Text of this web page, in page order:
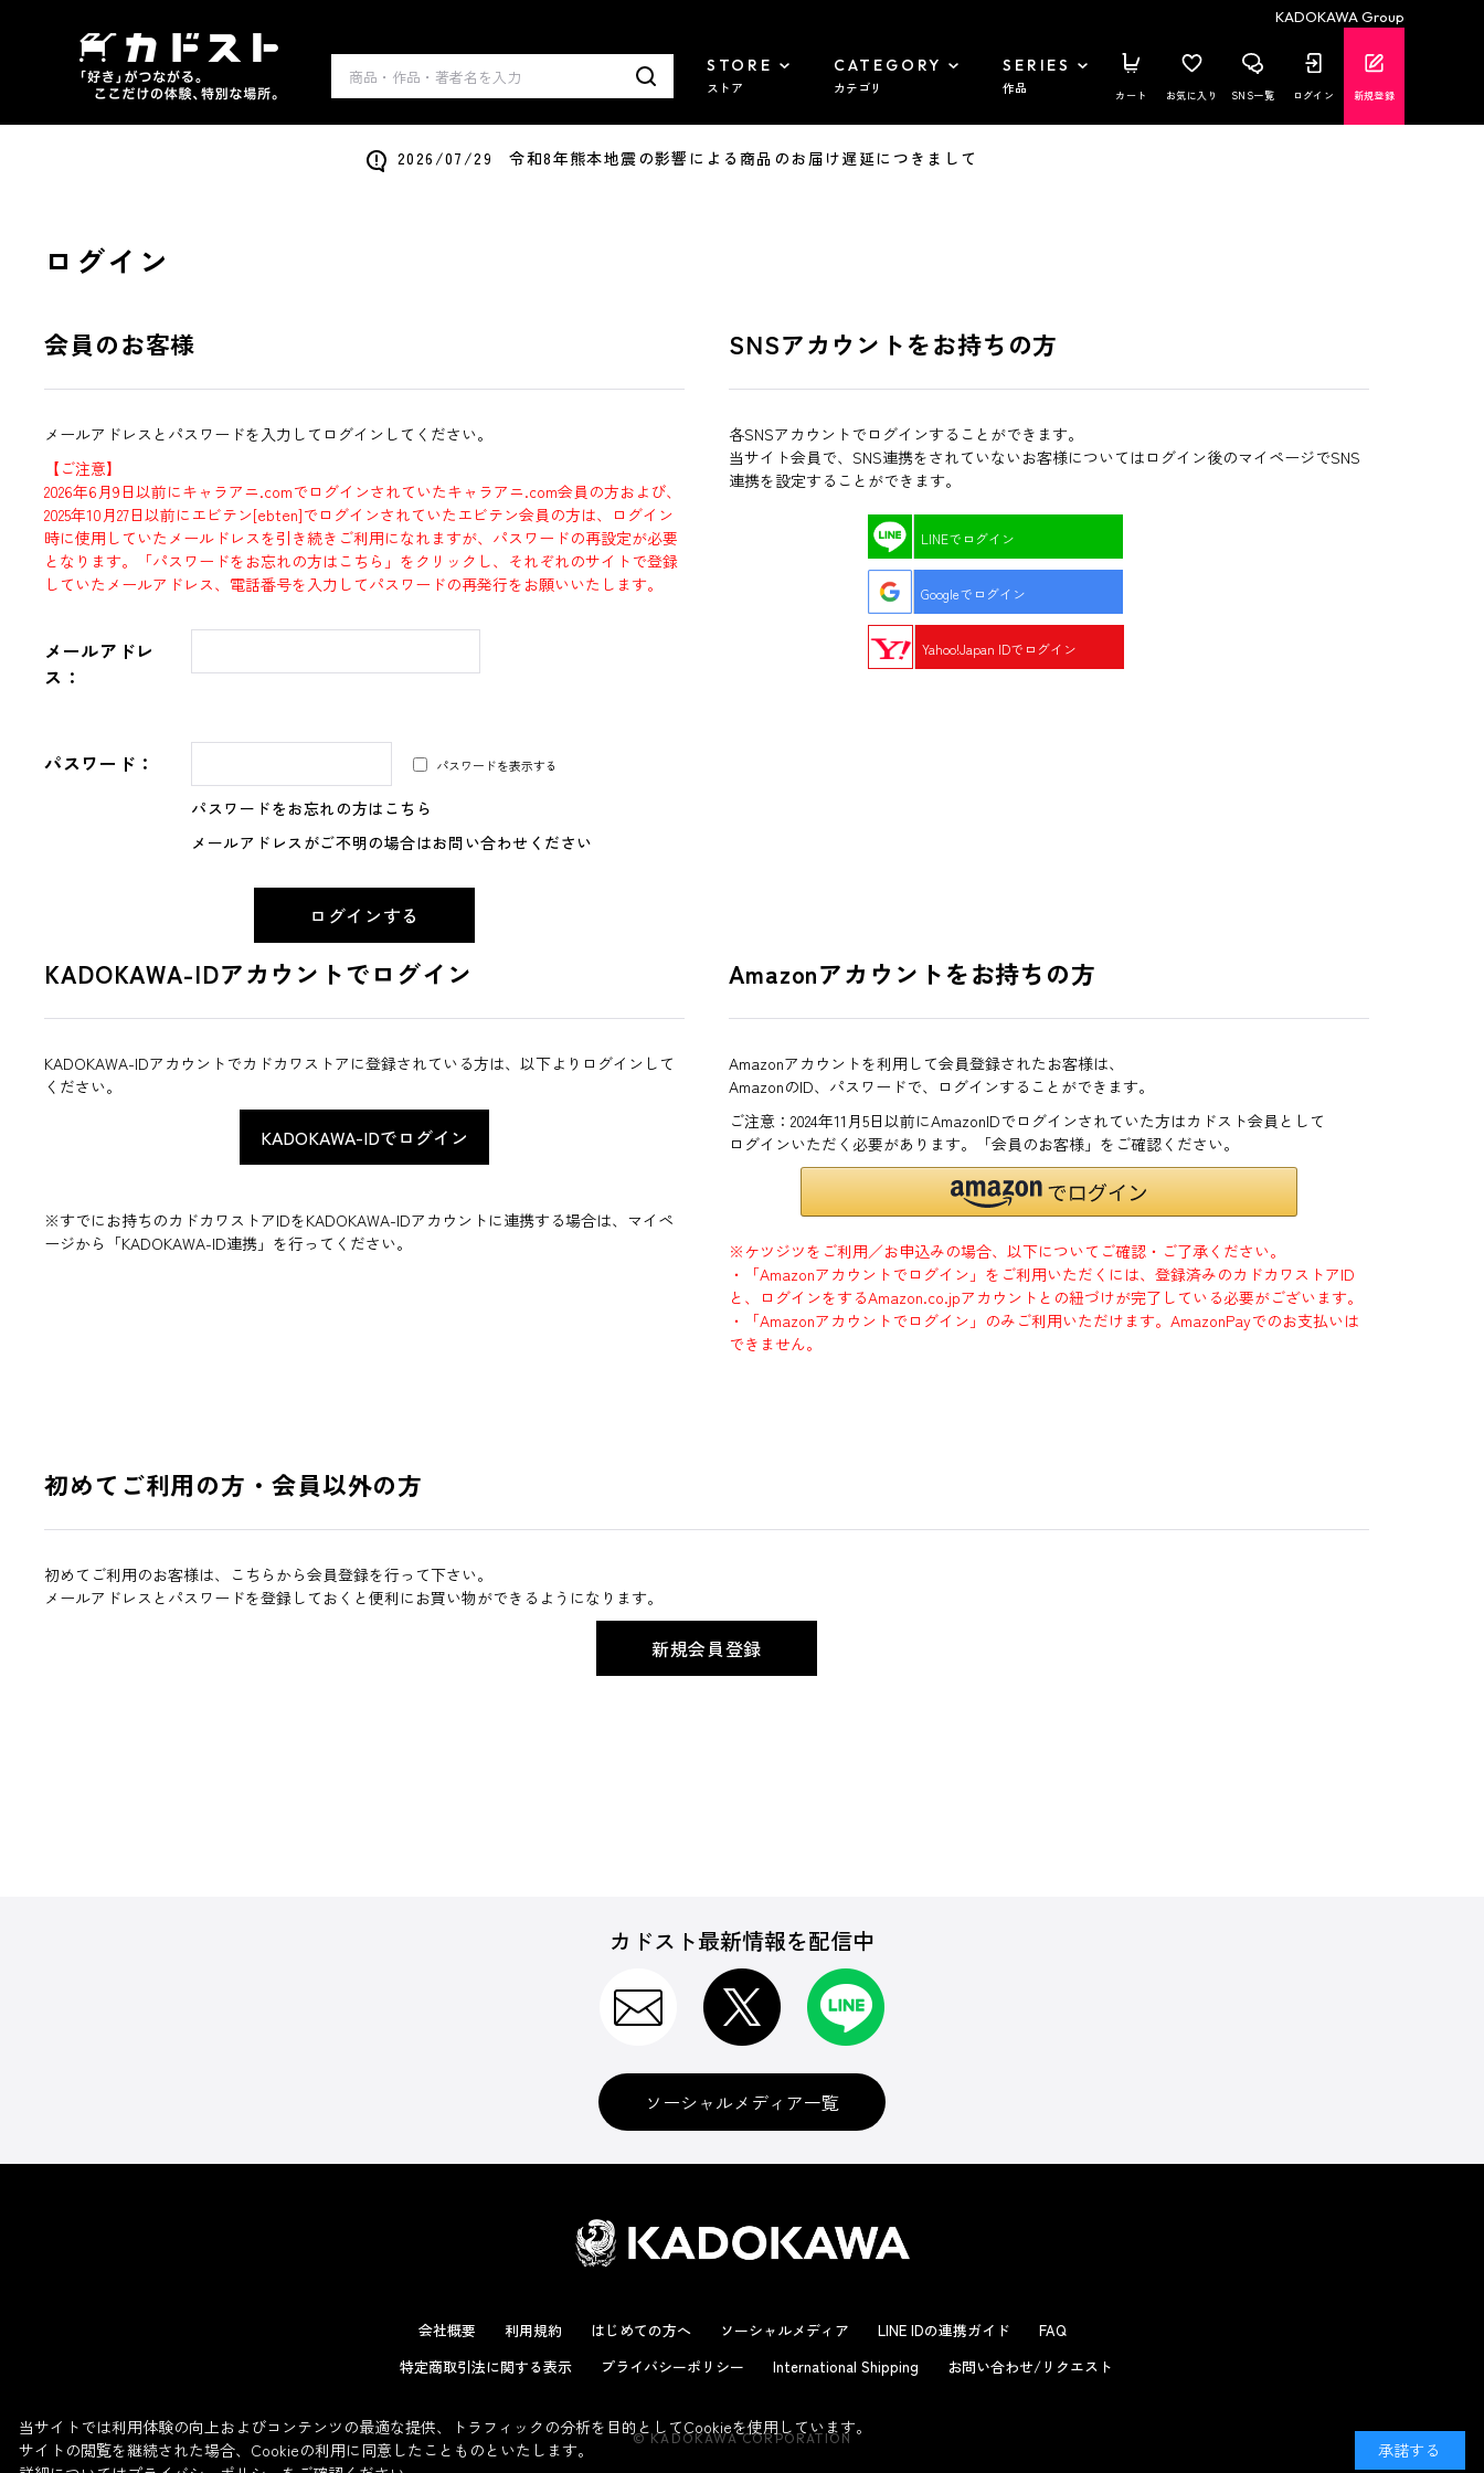
KADOKAWA Group
STORE
ストア
CATEGORY
カテゴリ
SERIES
作品 カート お気に入り SNS一覧 ログイン 新規登録
2026/07/29 令和8年熊本地震の影響による商品のお届け遅延につきまして
ログイン
会員のお客様
メールアドレスとパスワードを入力してログインしてください。
【ご注意】
2026年6月9日以前にキャラアニ.comでログインされていたキャラアニ.com会員の方および、
2025年10月27日以前にエビテン[ebten]でログインされていたエビテン会員の方は、ログイン
時に使用していたメールドレスを引き続きご利用になれますが、パスワードの再設定が必要
となります。「パスワードをお忘れの方はこちら」をクリックし、それぞれのサイトで登録
していたメールアドレス、電話番号を入力してパスワードの再発行をお願いいたします。
メールアドレ
ス：
パスワード： パスワードを表示する
パスワードをお忘れの方はこちら
メールアドレスがご不明の場合はお問い合わせください
KADOKAWA-IDアカウントでログイン
KADOKAWA-IDアカウントでカドカワストアに登録されている方は、以下よりログインして
ください。
※すでにお持ちのカドカワストアIDをKADOKAWA-IDアカウントに連携する場合は、マイペ
ージから「KADOKAWA-ID連携」を行ってください。
SNSアカウントをお持ちの方
各SNSアカウントでログインすることができます。
当サイト会員で、SNS連携をされていないお客様についてはログイン後のマイページでSNS
連携を設定することができます。
LINEでログイン
Googleでログイン
Yahoo!Japan IDでログイン
Amazonアカウントをお持ちの方
Amazonアカウントを利用して会員登録されたお客様は、
AmazonのID、パスワードで、ログインすることができます。
ご注意：2024年11月5日以前にAmazonIDでログインされていた方はカドスト会員として
ログインいただく必要があります。「会員のお客様」をご確認ください。
※ケツジツをご利用／お申込みの場合、以下についてご確認・ご了承ください。
・「Amazonアカウントでログイン」をご利用いただくには、登録済みのカドカワストアID
と、ログインをするAmazon.co.jpアカウントとの紐づけが完了している必要がございます。
・「Amazonアカウントでログイン」のみご利用いただけます。AmazonPayでのお支払いは
できません。
初めてご利用の方・会員以外の方
初めてご利用のお客様は、こちらから会員登録を行って下さい。
メールアドレスとパスワードを登録しておくと便利にお買い物ができるようになります。
カドスト最新情報を配信中
ソーシャルメディア一覧
会社概要 利用規約 はじめての方へ ソーシャルメディア LINE IDの連携ガイド
FAQ
特定商取引法に関する表示
プライバシーポリシー International Shipping お問い合わせ/リクエスト
© KADOKAWA CORPORATION
当サイトでは利用体験の向上およびコンテンツの最適な提供、トラフィックの分析を目的としてCookieを使用しています。
サイトの閲覧を継続された場合、Cookieの利用に同意したことものといたします。
承諾する